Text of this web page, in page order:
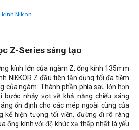
kính Nikon
Z-Series sáng tạo
kính lớn của ngàm Z, ống kính 135mm
NIKKOR Z đầu tiên tận dụng tối đa tiềm
của ngàm. Thành phần phía sau lớn hơn
bước nhảy vọt về khả năng chiếu sáng
ổn định cho các mép ngoài cùng của
kể hiện tượng tối viền, đường đi rõ ràng
ống kính với độ khúc xạ thấp nhất là yếu